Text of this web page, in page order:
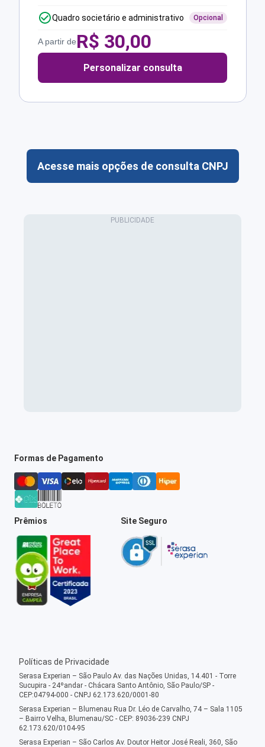
Quadro societário e administrativo Opcional
A partir deR$ 30,00
Personalizar consulta
Acesse mais opções de consulta CNPJ
Formas de Pagamento
Prêmios Site Seguro
Políticas de Privacidade
Serasa Experian – São Paulo Av. das Nações Unidas, 14.401 - Torre
Sucupira - 24ºandar - Chácara Santo Antônio, São Paulo/SP -
CEP:04794-000 - CNPJ 62.173.620/0001-80
Serasa Experian – Blumenau Rua Dr. Léo de Carvalho, 74 – Sala 1105
– Bairro Velha, Blumenau/SC - CEP: 89036-239 CNPJ
62.173.620/0104-95
Serasa Experian – São Carlos Av. Doutor Heitor José Reali, 360, São